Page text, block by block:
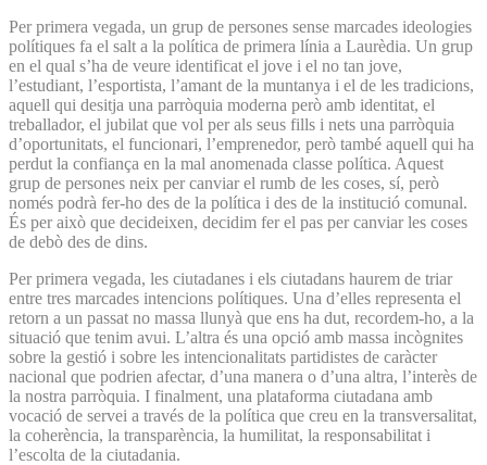
Per primera vegada, un grup de persones sense marcades ideologies
polítiques fa el salt a la política de primera línia a Laurèdia. Un grup
en el qual s’ha de veure identificat el jove i el no tan jove,
l’estudiant, l’esportista, l’amant de la muntanya i el de les tradicions,
aquell qui desitja una parròquia moderna però amb identitat, el
treballador, el jubilat que vol per als seus fills i nets una parròquia
d’oportunitats, el funcionari, l’emprenedor, però també aquell qui ha
perdut la confiança en la mal anomenada classe política. Aquest
grup de persones neix per canviar el rumb de les coses, sí, però
només podrà fer-ho des de la política i des de la institució comunal.
És per això que decideixen, decidim fer el pas per canviar les coses
de debò des de dins.
Per primera vegada, les ciutadanes i els ciutadans haurem de triar
entre tres marcades intencions polítiques. Una d’elles representa el
retorn a un passat no massa llunyà que ens ha dut, recordem-ho, a la
situació que tenim avui. L’altra és una opció amb massa incògnites
sobre la gestió i sobre les intencionalitats partidistes de caràcter
nacional que podrien afectar, d’una manera o d’una altra, l’interès de
la nostra parròquia. I finalment, una plataforma ciutadana amb
vocació de servei a través de la política que creu en la transversalitat,
la coherència, la transparència, la humilitat, la responsabilitat i
l’escolta de la ciutadania.